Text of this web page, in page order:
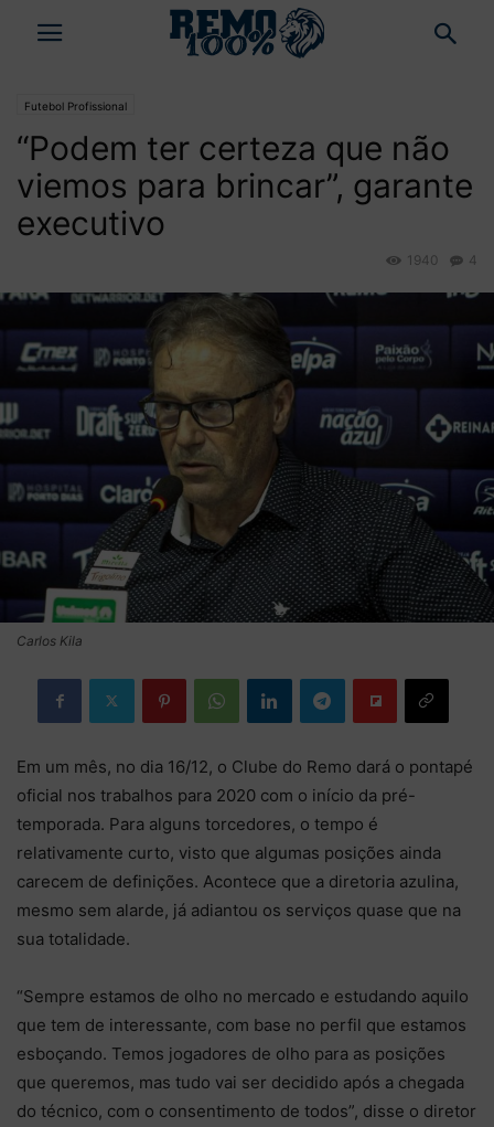
Futebol Profissional
“Podem ter certeza que não
viemos para brincar”, garante
executivo
4
1940
Carlos Kila
Em um mês, no dia 16/12, o Clube do Remo dará o pontapé
oficial nos trabalhos para 2020 com o início da pré-
temporada. Para alguns torcedores, o tempo é
relativamente curto, visto que algumas posições ainda
carecem de definições. Acontece que a diretoria azulina,
mesmo sem alarde, já adiantou os serviços quase que na
sua totalidade.
“Sempre estamos de olho no mercado e estudando aquilo
que tem de interessante, com base no perfil que estamos
esboçando. Temos jogadores de olho para as posições
que queremos, mas tudo vai ser decidido após a chegada
do técnico, com o consentimento de todos”, disse o diretor